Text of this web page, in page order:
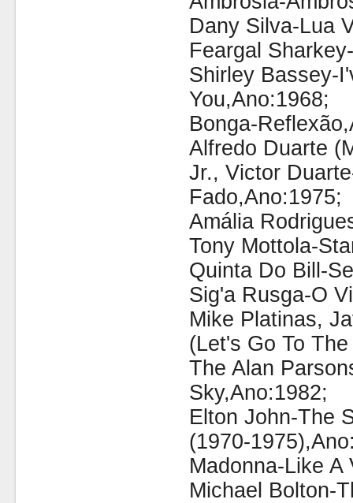
Dany Silva-Lua
Feargal
Shirley Bassey-
You,Ano:1968;
Bonga-
Alfredo Duarte
Jr., Victor
Fado,Ano:1975;
Amália
Tony Mottola-
Quinta Do Bill-
Sig'a Rusga-O
Mike Platinas,
(Let's Go To
The Alan
Sky,Ano:1982;
Elton John-The
(1970-
Madonna-Like A
Michael Bolton-